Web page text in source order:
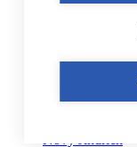
Mošna Josef